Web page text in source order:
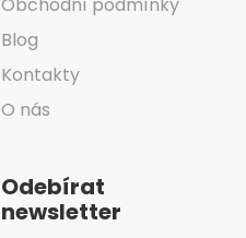
Obchodní podmínky
Blog
Kontakty
O nás
Odebírat
newsletter